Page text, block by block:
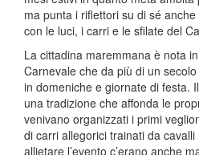
ma punta i riflettori su di sé
con le luci, i carri e le sfilate del
La cittadina maremmana è nota
Carnevale che da più di un
in domeniche e giornate di festa.
una tradizione che affonda le
venivano organizzati i primi
di carri allegorici trainati da cavalli
allietare l’evento c’erano anche